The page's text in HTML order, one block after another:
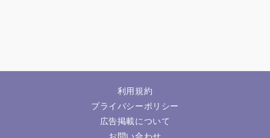
利用規約
プライバシーポリシー
広告掲載について